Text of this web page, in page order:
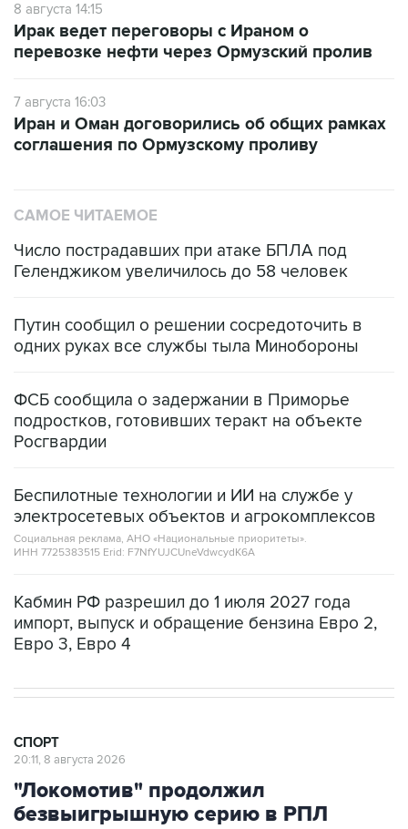
8 августа 14:15
Ирак ведет переговоры с Ираном о
перевозке нефти через Ормузский пролив
7 августа 16:03
Иран и Оман договорились об общих рамках
соглашения по Ормузскому проливу
САМОЕ ЧИТАЕМОЕ
Число пострадавших при атаке БПЛА под
Геленджиком увеличилось до 58 человек
Путин сообщил о решении сосредоточить в
одних руках все службы тыла Минобороны
ФСБ сообщила о задержании в Приморье
подростков, готовивших теракт на объекте
Росгвардии
Беспилотные технологии и ИИ на службе у
электросетевых объектов и агрокомплексов
Социальная реклама, АНО «Национальные приоритеты».
ИНН 7725383515 Erid: F7NfYUJCUneVdwcydK6A
Кабмин РФ разрешил до 1 июля 2027 года
импорт, выпуск и обращение бензина Евро 2,
Евро 3, Евро 4
СПОРТ
20:11, 8 августа 2026
"Локомотив" продолжил
безвыигрышную серию в РПЛ